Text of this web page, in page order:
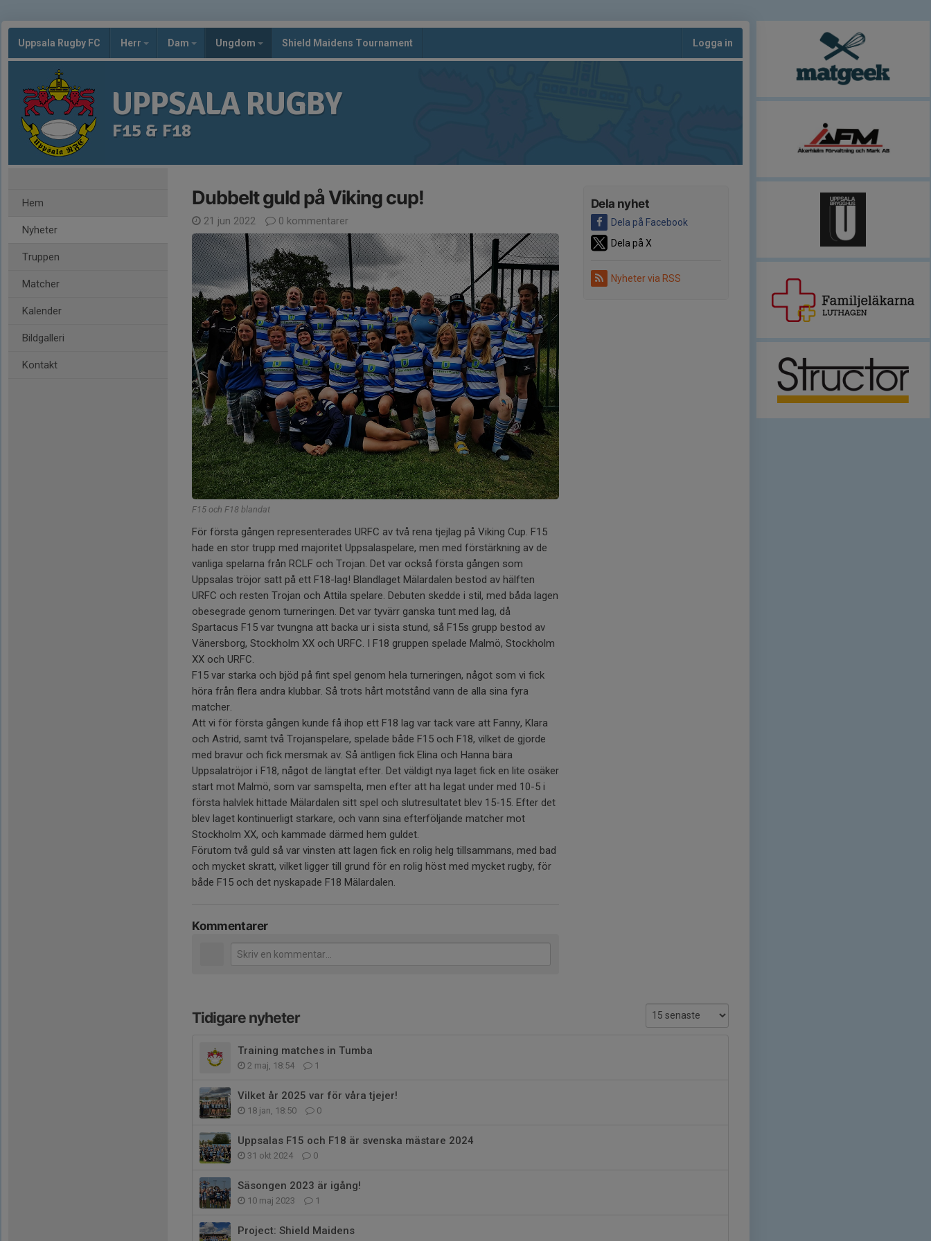
Uppsala Rugby FC Herr Dam Ungdom Shield Maidens Tournament Logga in
UPPSALA RUGBY
F15 & F18
Hem
Nyheter
Truppen
Matcher
Kalender
Bildgalleri
Kontakt
Dela nyhet
Dela på Facebook
Dela på X
Nyheter via RSS
Dubbelt guld på Viking cup!
21 jun 2022 0 kommentarer
F15 och F18 blandat
För första gången representerades URFC av två rena tjejlag på Viking Cup. F15
hade en stor trupp med majoritet Uppsalaspelare, men med förstärkning av de
vanliga spelarna från RCLF och Trojan. Det var också första gången som
Uppsalas tröjor satt på ett F18-lag! Blandlaget Mälardalen bestod av hälften
URFC och resten Trojan och Attila spelare. Debuten skedde i stil, med båda lagen
obesegrade genom turneringen. Det var tyvärr ganska tunt med lag, då
Spartacus F15 var tvungna att backa ur i sista stund, så F15s grupp bestod av
Vänersborg, Stockholm XX och URFC. I F18 gruppen spelade Malmö, Stockholm
XX och URFC.
F15 var starka och bjöd på fint spel genom hela turneringen, något som vi fick
höra från flera andra klubbar. Så trots hårt motstånd vann de alla sina fyra
matcher.
Att vi för första gången kunde få ihop ett F18 lag var tack vare att Fanny, Klara
och Astrid, samt två Trojanspelare, spelade både F15 och F18, vilket de gjorde
med bravur och fick mersmak av. Så äntligen fick Elina och Hanna bära
Uppsalatröjor i F18, något de längtat efter. Det väldigt nya laget fick en lite osäker
start mot Malmö, som var samspelta, men efter att ha legat under med 10-5 i
första halvlek hittade Mälardalen sitt spel och slutresultatet blev 15-15. Efter det
blev laget kontinuerligt starkare, och vann sina efterföljande matcher mot
Stockholm XX, och kammade därmed hem guldet.
Förutom två guld så var vinsten att lagen fick en rolig helg tillsammans, med bad
och mycket skratt, vilket ligger till grund för en rolig höst med mycket rugby, för
både F15 och det nyskapade F18 Mälardalen.
Kommentarer
Tidigare nyheter
Training matches in Tumba
2 maj, 18:54 1
Vilket år 2025 var för våra tjejer!
18 jan, 18:50 0
Uppsalas F15 och F18 är svenska mästare 2024
31 okt 2024 0
Säsongen 2023 är igång!
10 maj 2023 1
Project: Shield Maidens